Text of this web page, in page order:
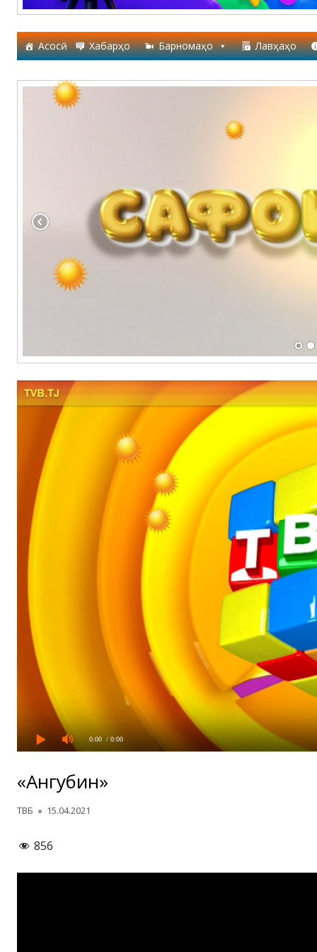
Асосӣ Хабарҳо Барномаҳо Лавҳаҳо
0:00 / 0:00
«Ангубин»
Автор
ТВБ Опубликовано
15.04.2021
856